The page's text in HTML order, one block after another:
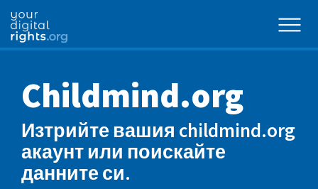
Childmind.org
Изтрийте вашия childmind.org
акаунт или поискайте
данните си.